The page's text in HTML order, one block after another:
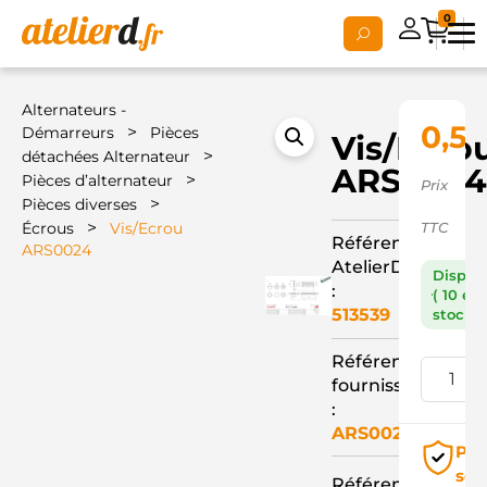
0
Alternateurs -
Démarreurs
>
Pièces
détachées Alternateur
>
Pièces d’alternateur >
Pièces diverses >
Écrous >
Vis/Ecrou
ARS0024
Vis/
ARS0024
Référence
AtelierD
:
513539
Référence
fournisseur
:
ARS0024
0,50
Prix
TTC
( 10 en
stock )